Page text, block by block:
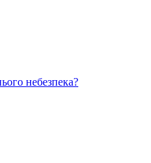
небезпека?